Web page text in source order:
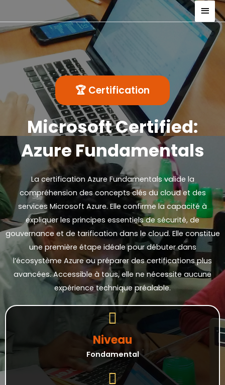
🏆 Certification
Microsoft Certified:
Azure Fundamentals
La certification Azure Fundamentals valide la
compréhension des concepts clés du cloud et des
services Microsoft Azure. Elle confirme la capacité à
expliquer les principes essentiels de sécurité, de
gouvernance et de tarification dans le cloud. Elle constitue
une première étape idéale pour débuter dans
l’écosystème Azure ou préparer des certifications plus
avancées. Accessible à tous, elle ne nécessite aucune
expérience technique préalable.
Niveau
Fondamental